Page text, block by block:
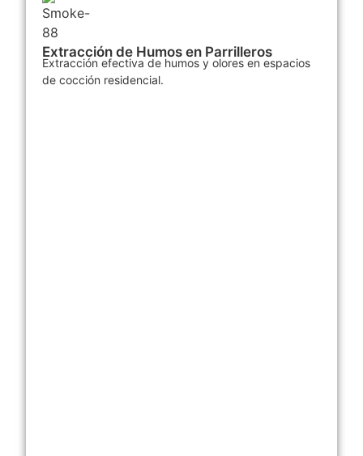
Extracción de Humos en Parrilleros
Extracción efectiva de humos y olores en espacios
de cocción residencial.